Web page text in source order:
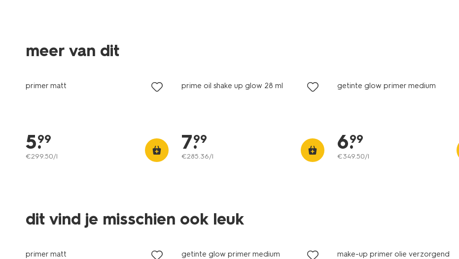
meer van dit
primer matt
5.
99
€299.50/l
prime oil shake up glow 28 ml
7.
99
€285.36/l
getinte glow primer medium
6.
99
€349.50/l
dit vind je misschien ook leuk
primer matt getinte glow primer medium make-up primer olie verzorgend